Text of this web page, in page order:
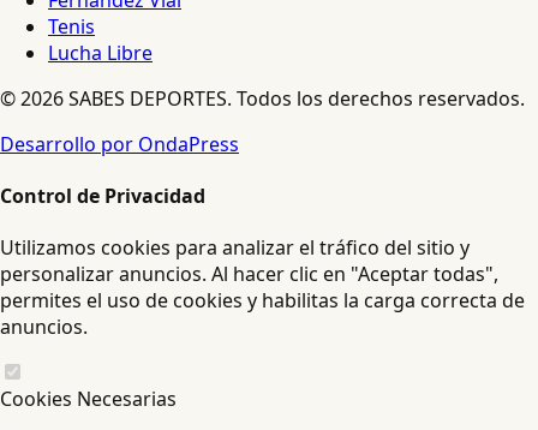
Tenis
Lucha Libre
© 2026 SABES DEPORTES. Todos los derechos reservados.
Desarrollo por OndaPress
Control de Privacidad
Utilizamos cookies para analizar el tráfico del sitio y
personalizar anuncios. Al hacer clic en "Aceptar todas",
permites el uso de cookies y habilitas la carga correcta de
anuncios.
Cookies Necesarias